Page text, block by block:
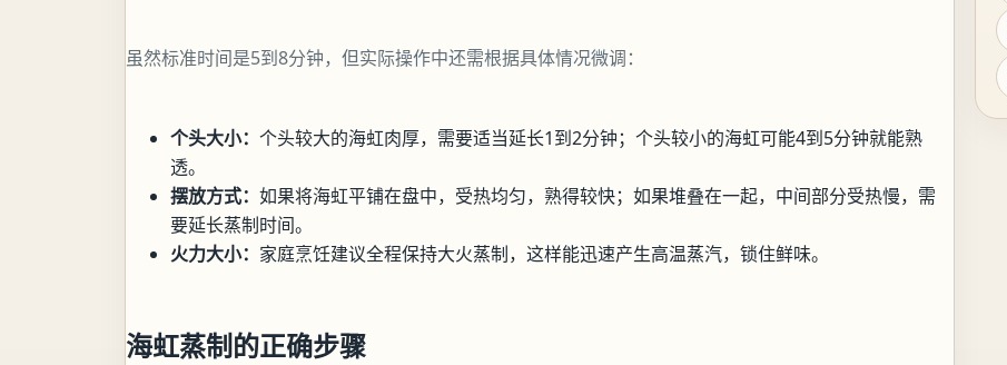
虽然标准时间是5到8分钟，但实际操作中还需根据具体情况微调：
个头大小： 个头较大的海虹肉厚，需要适当延长1到2分钟；个头较小的海虹可能4到5分钟就能熟
透。
摆放方式： 如果将海虹平铺在盘中，受热均匀，熟得较快；如果堆叠在一起，中间部分受热慢，需
要延长蒸制时间。
火力大小： 家庭烹饪建议全程保持大火蒸制，这样能迅速产生高温蒸汽，锁住鲜味。
海虹蒸制的正确步骤